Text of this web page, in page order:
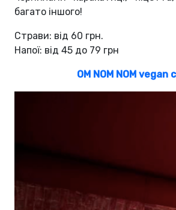
багато іншого!
Страви: від 60 грн.
Напої: від 45 до 79 грн
ОM NOM NOM vegan